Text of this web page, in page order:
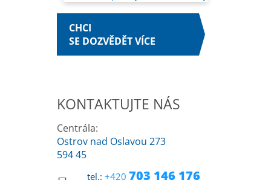
CHCI
SE DOZVĚDĚT VÍCE
KONTAKTUJTE NÁS
Centrála:
Ostrov nad Oslavou 273
594 45
tel.: +420 703 146 176